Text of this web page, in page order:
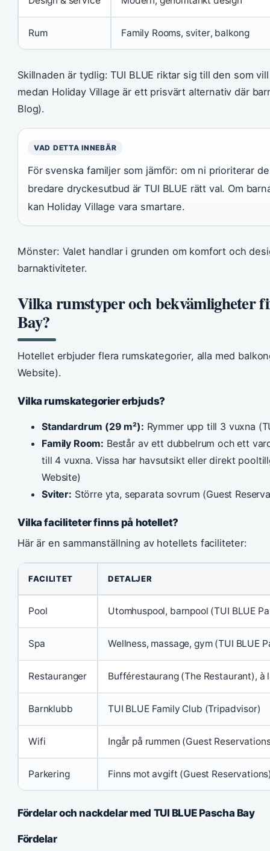
Rum Family Rooms, sviter, balkong
Skillnaden är tydlig: TUI BLUE riktar sig till den som
medan Holiday Village är ett prisvärt alternativ där
Blog).
VAD DETTA INNEBÄR
För svenska familjer som jämför: om ni prioriterar
bredare dryckesutbud är TUI BLUE rätt val. Om
kan Holiday Village vara smartare.
Mönster: Valet handlar i grunden om komfort och
barnaktiviteter.
Vilka rumstyper och bekvämligheter
Bay?
Hotellet erbjuder flera rumskategorier, alla med
Website).
Vilka rumskategorier erbjuds?
Standardrum (29 m²): Rymmer upp till 3 vuxna
Family Room: Består av ett dubbelrum och ett
till 4 vuxna. Vissa har havsutsikt eller direkt
Website)
Sviter: Större yta, separata sovrum (Guest
Vilka faciliteter finns på hotellet?
Här är en sammanställning av hotellets faciliteter:
FACILITET DETALJER
Pool Utomhuspool, barnpool (TUI BLUE
Spa Wellness, massage, gym (TUI BLUE
Restauranger Bufférestaurang (The Restaurant), à
Barnklubb TUI BLUE Family Club (Tripadvisor)
Wifi Ingår på rummen (Guest
Parkering Finns mot avgift (Guest
Fördelar och nackdelar med TUI BLUE Pascha Bay
Fördelar